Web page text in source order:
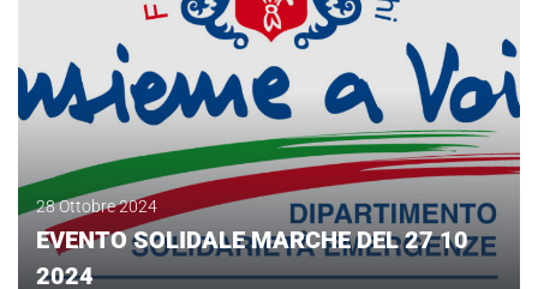
28 Ottobre 2024
EVENTO SOLIDALE MARCHE DEL 27 10
2024